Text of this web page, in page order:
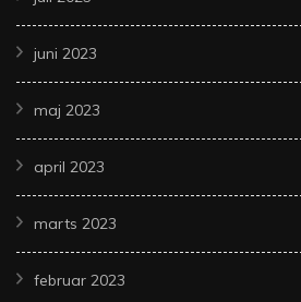
juni 2023
maj 2023
april 2023
marts 2023
februar 2023